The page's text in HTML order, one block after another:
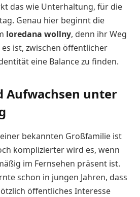
das wie Unterhaltung, für die
Genau hier beginnt die
loredana wollny, denn ihr Weg
ist, zwischen öffentlicher
eine Balance zu finden.
Aufwachsen unter
bekannten Großfamilie ist
komplizierter wird es, wenn
im Fernsehen präsent ist.
schon in jungen Jahren, dass
öffentliches Interesse